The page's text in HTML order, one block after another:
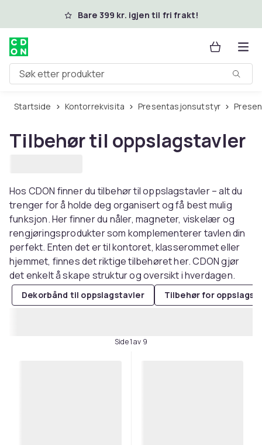
Hopp til hovedinnholdBare 399 kr. igjen til fri frakt!
Søk etter produkter
Startside Kontorrekvisita Presentasjonsutstyr
Tilbehør til oppslagstavler
Hos CDON finner du tilbehør til oppslagstavler – alt du
trenger for å holde deg organisert og få best mulig
funksjon. Her finner du nåler, magneter, viskelær og
rengjøringsprodukter som komplementerer tavlen din
perfekt. Enten det er til kontoret, klasserommet eller
hjemmet, finnes det riktige tilbehøret her. CDON gjør
det enkelt å skape struktur og oversikt i hverdagen.
Dekorbånd til oppslagstavler Tilbehør for
Side 1 av 9